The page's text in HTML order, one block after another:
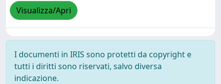
Visualizza/Apri
I documenti in IRIS sono protetti da copyright e
tutti i diritti sono riservati, salvo diversa
indicazione.